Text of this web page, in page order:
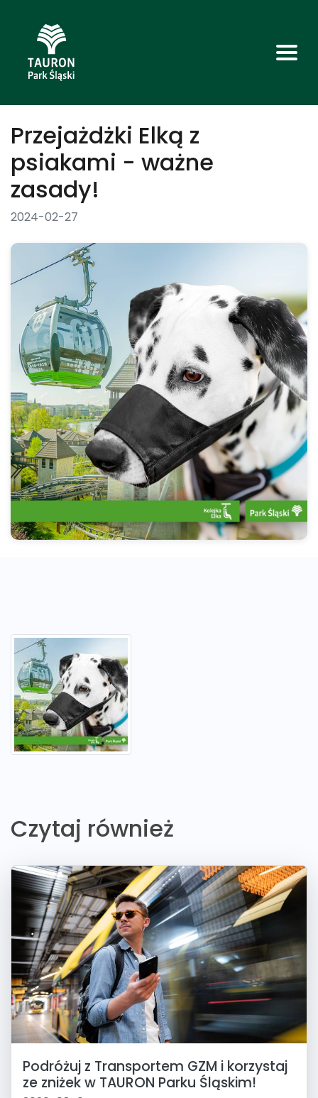
Przejażdżki Elką z
psiakami - ważne
zasady!
2024-02-27
Czytaj również
Podróżuj z Transportem GZM i korzystaj
ze zniżek w TAURON Parku Śląskim!